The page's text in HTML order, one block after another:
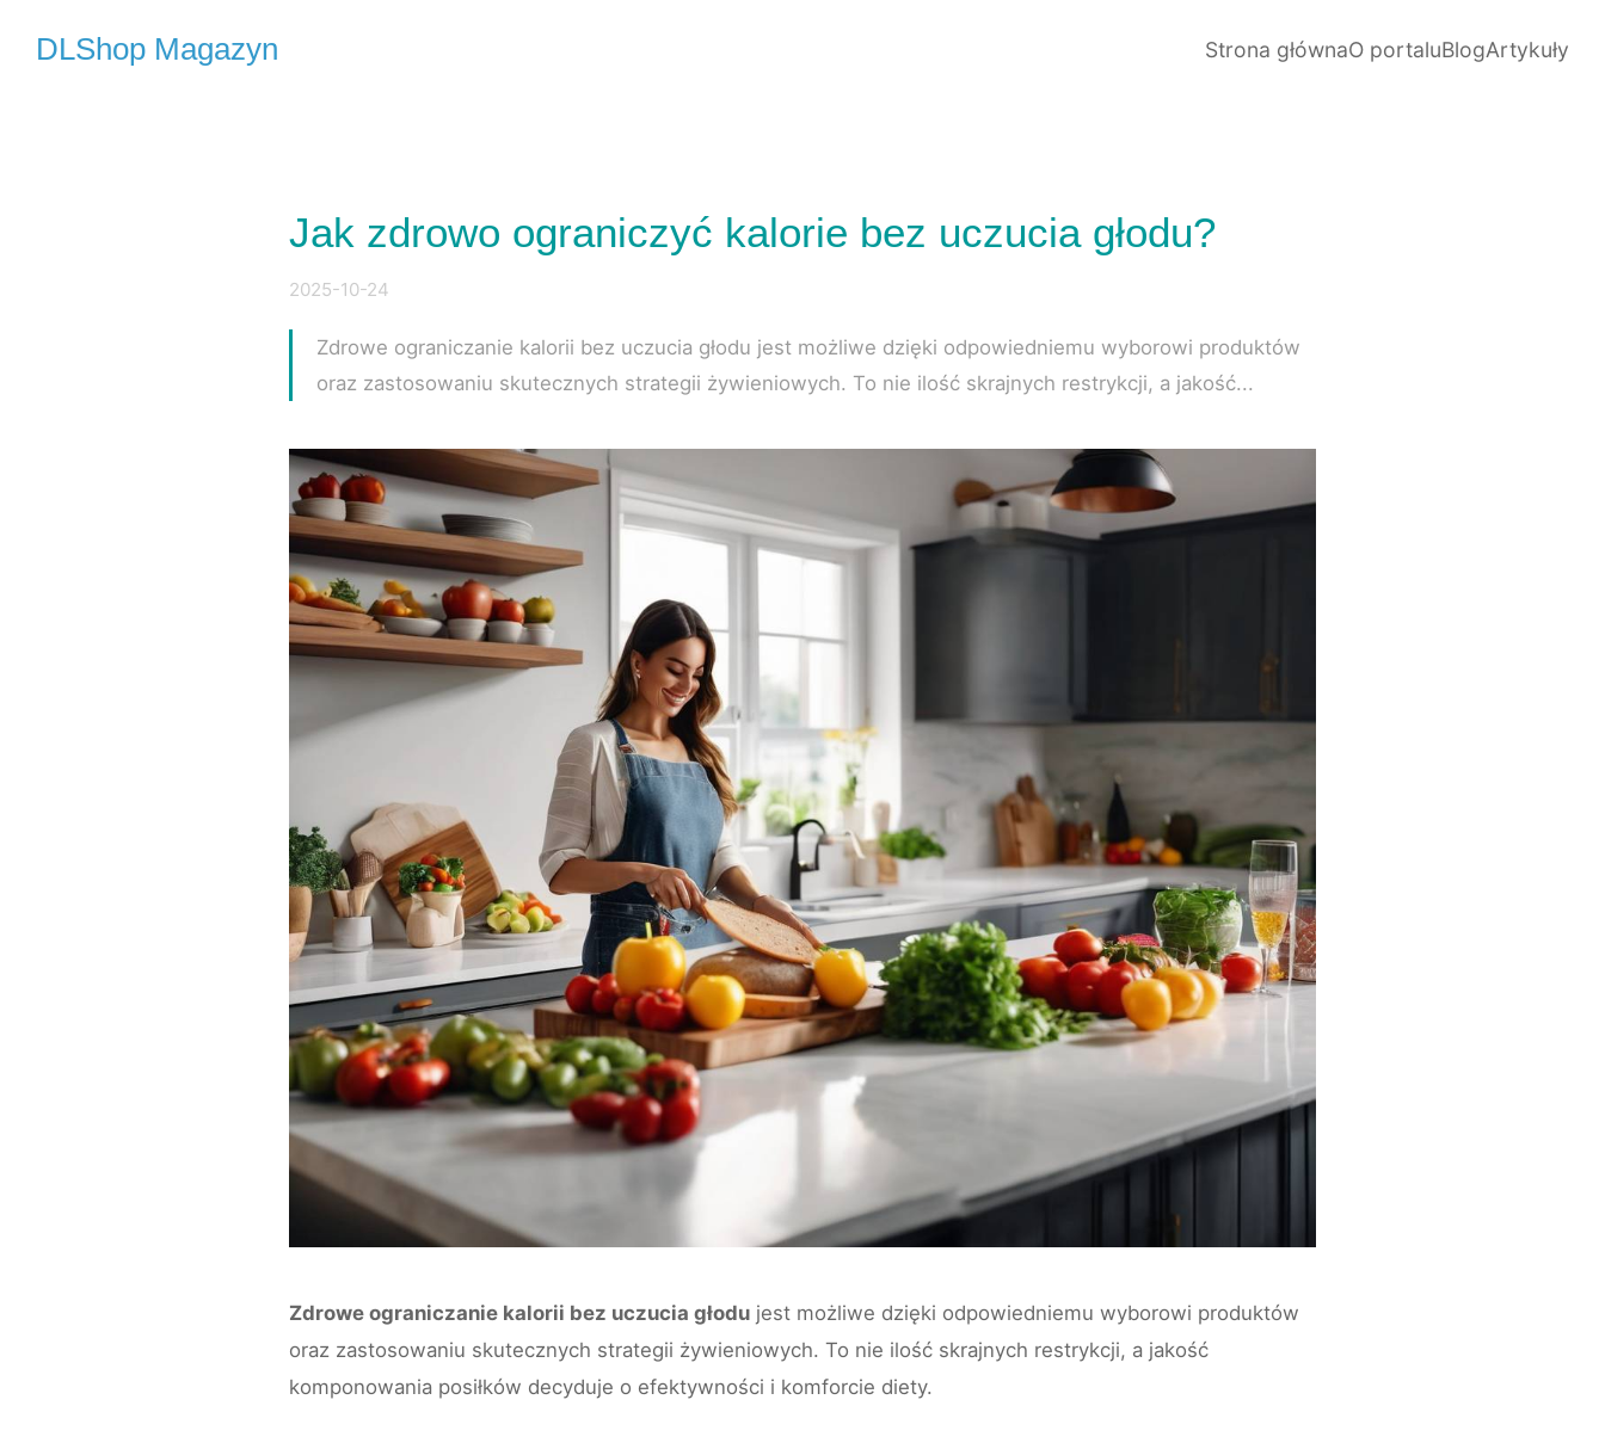
DLShop Magazyn Strona głównaO portaluBlogArtykuły
Jak zdrowo ograniczyć kalorie bez uczucia głodu?
2025-10-24
Zdrowe ograniczanie kalorii bez uczucia głodu jest możliwe dzięki odpowiedniemu wyborowi produktów
oraz zastosowaniu skutecznych strategii żywieniowych. To nie ilość skrajnych restrykcji, a jakość...
Zdrowe ograniczanie kalorii bez uczucia głodu jest możliwe dzięki odpowiedniemu wyborowi produktów
oraz zastosowaniu skutecznych strategii żywieniowych. To nie ilość skrajnych restrykcji, a jakość
komponowania posiłków decyduje o efektywności i komforcie diety.